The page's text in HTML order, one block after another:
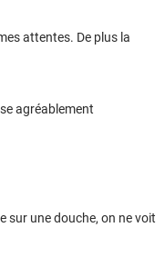
attentes. De plus la
agréablement
sur une douche, on ne voit